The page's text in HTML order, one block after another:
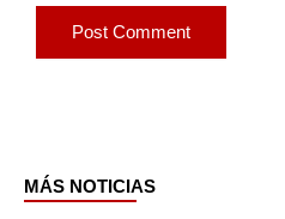
MÁS NOTICIAS